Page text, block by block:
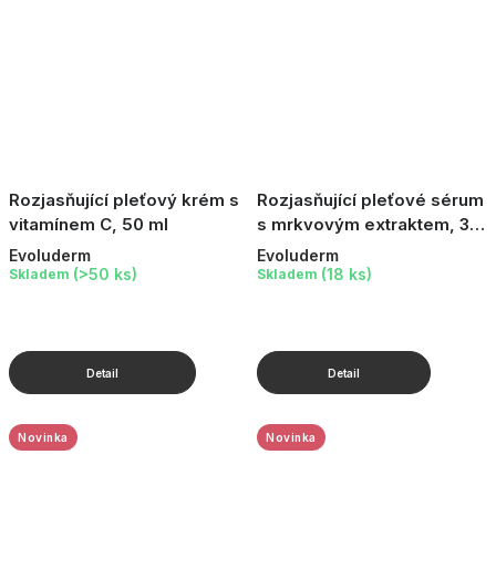
Rozjasňující pleťový krém s
vitamínem C, 50 ml
Evoluderm
Skladem (>50 ks)
Rozjasňující pleťové sérum
s mrkvovým extraktem, 30
ml
Evoluderm
Skladem (18 ks)
Novinka Novinka